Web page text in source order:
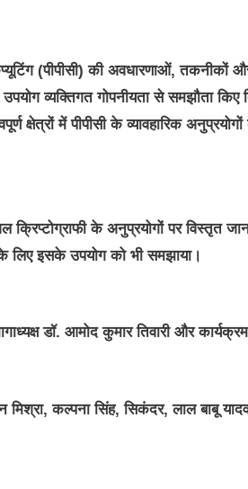
(पीपीसी) की अवधारणाओं, तकनीकों और
व्यक्तिगत गोपनीयता से समझौता किए
क्षेत्रों में पीपीसी के व्यावहारिक
के अनुप्रयोगों पर विस्तृत
लिए इसके उपयोग को भी समझाया।
डॉ. आमोद कुमार तिवारी और
मिश्रा, कल्पना सिंह, सिकंदर, लाल बाबू